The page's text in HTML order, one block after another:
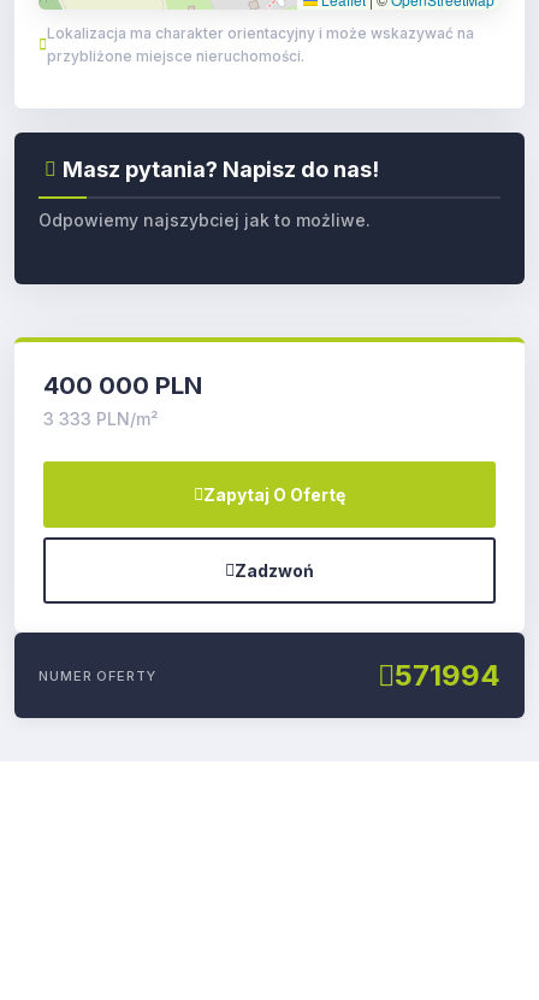
Lokalizacja ma charakter orientacyjny i może wskazywać na
przybliżone miejsce nieruchomości.
Masz pytania? Napisz do nas!
Odpowiemy najszybciej jak to możliwe.
400 000 PLN
3 333 PLN/m²
Zapytaj O Ofertę
Zadzwoń
NUMER OFERTY 571994